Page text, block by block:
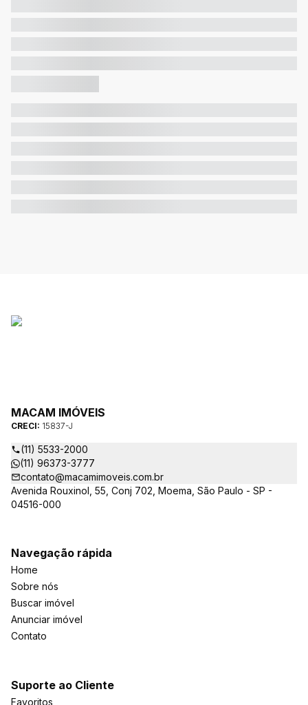
MACAM IMÓVEIS
CRECI: 15837-J
(11) 5533-2000
(11) 96373-3777
contato@macamimoveis.com.br
Avenida Rouxinol, 55, Conj 702, Moema, São Paulo - SP -
04516-000
Navegação rápida
Home
Sobre nós
Buscar imóvel
Anunciar imóvel
Contato
Suporte ao Cliente
Favoritos